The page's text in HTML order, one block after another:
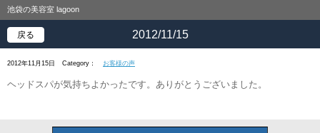
池袋の美容室 lagoon
2012/11/15
戻る
2012年11月15日 Category： お客様の声
ヘッドスパが気持ちよかったです。ありがとうございました。